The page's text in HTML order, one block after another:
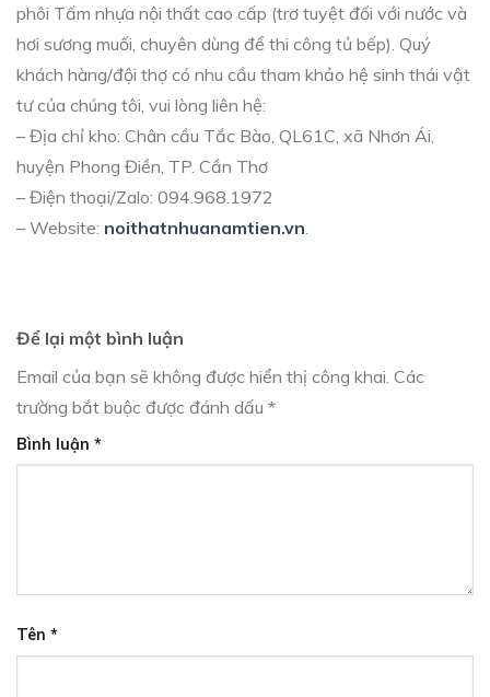
phôi Tấm nhựa nội thất cao cấp (trơ tuyệt đối với nước và
hơi sương muối, chuyên dùng để thi công tủ bếp). Quý
khách hàng/đội thợ có nhu cầu tham khảo hệ sinh thái vật
tư của chúng tôi, vui lòng liên hệ:
– Địa chỉ kho: Chân cầu Tắc Bào, QL61C, xã Nhơn Ái,
huyện Phong Điền, TP. Cần Thơ
– Điện thoại/Zalo: 094.968.1972
– Website: noithatnhuanamtien.vn
Để lại một bình luận
Email của bạn sẽ không được hiển thị công khai. Các
trường bắt buộc được đánh dấu *
Bình luận *
Tên *